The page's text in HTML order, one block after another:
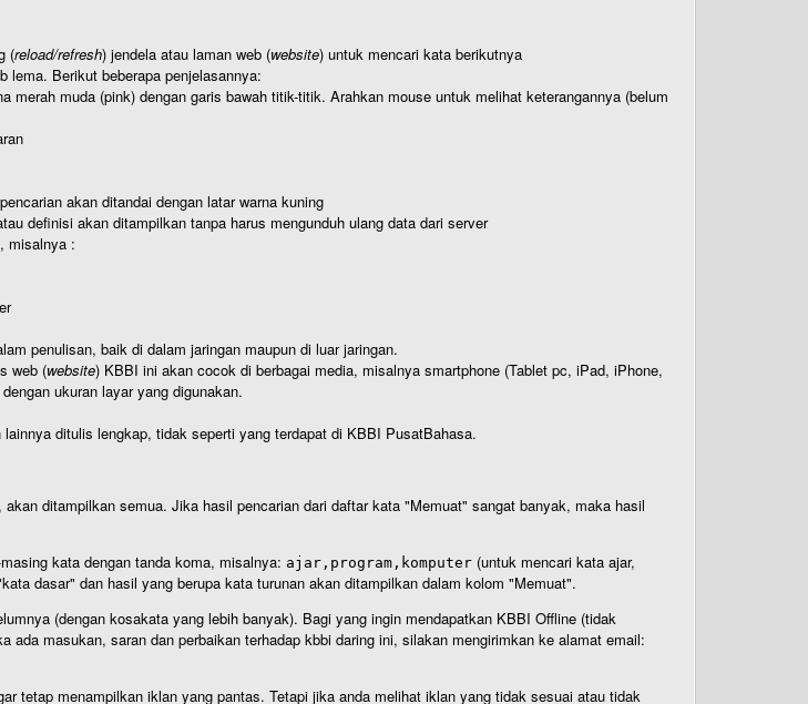
(reload/refresh) jendela atau laman web (website) untuk mencari kata berikutnya
lema. Berikut beberapa penjelasannya:
muda (pink) dengan garis bawah titik-titik. Arahkan mouse untuk melihat keterangannya (belum
akan ditandai dengan latar warna kuning
definisi akan ditampilkan tanpa harus mengunduh ulang data dari server
misalnya :
penulisan, baik di dalam jaringan maupun di luar jaringan.
web (website) KBBI ini akan cocok di berbagai media, misalnya smartphone (Tablet pc, iPad, iPhone,
ukuran layar yang digunakan.
ditulis lengkap, tidak seperti yang terdapat di KBBI PusatBahasa.
ditampilkan semua. Jika hasil pencarian dari daftar kata "Memuat" sangat banyak, maka hasil
kata dengan tanda koma, misalnya: ajar,program,komputer (untuk mencari kata ajar,
dasar" dan hasil yang berupa kata turunan akan ditampilkan dalam kolom "Memuat".
(dengan kosakata yang lebih banyak). Bagi yang ingin mendapatkan KBBI Offline (tidak
ada masukan, saran dan perbaikan terhadap kbbi daring ini, silakan mengirimkan ke alamat email:
tetap menampilkan iklan yang pantas. Tetapi jika anda melihat iklan yang tidak sesuai atau tidak